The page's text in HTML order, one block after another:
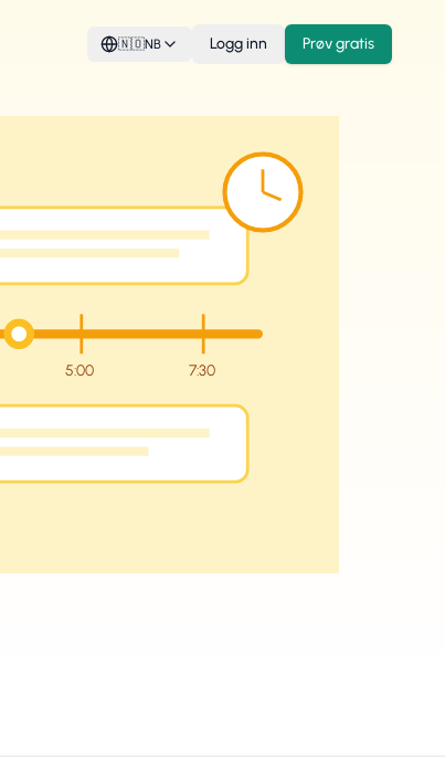
🇳🇴NB Logg inn Prøv gratis
5:00 7:30